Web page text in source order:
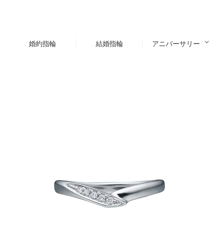
婚約指輪 結婚指輪 アニバーサリー